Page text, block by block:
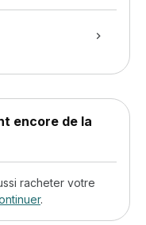
encore de la
racheter votre
.